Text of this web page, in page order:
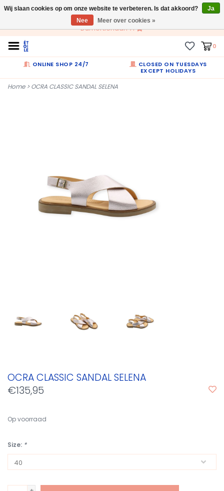
NL
Dumortierlaan 71
0
ONLINE SHOP 24/7
CLOSED ON TUESDAYS
EXCEPT HOLIDAYS
Home>OCRA CLASSIC SANDAL SELENA
OCRA CLASSIC SANDAL SELENA
€135,95
Op voorraad
Size: *
Wij slaan cookies op om onze website te verbeteren. Is dat akkoord?
Ja
Nee
Meer over cookies »